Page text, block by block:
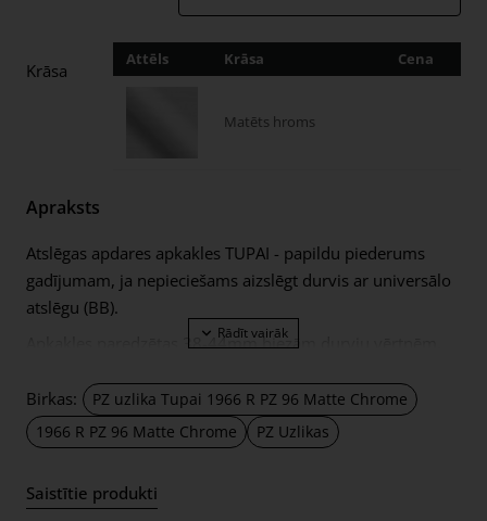
Krāsa
Attēls Krāsa Cena
Matēts hroms
Apraksts
Atslēgas apdares apkakles TUPAI - papildu piederums
gadījumam, ja nepieciešams aizslēgt durvis ar universālo
atslēgu (BB).
Apkakles paredzētas 38-44mm biezām durvju vērtnēm.
metāla rozetēm.
Komplektā ietilpst:
2 gab M4 caururbuma skrūves;
Birkas:
PZ uzlika Tupai 1966 R PZ 96 Matte Chrome
1966 R PZ 96 Matte Chrome
PZ Uzlikas
Saistītie produkti